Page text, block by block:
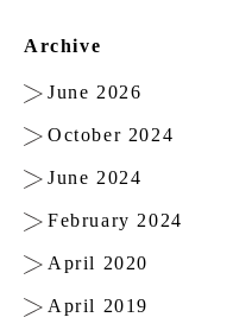
Archive
June 2026
October 2024
June 2024
February 2024
April 2020
April 2019